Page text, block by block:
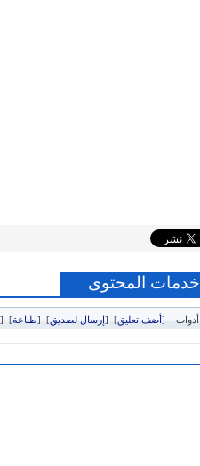
خدمات المحتوى
أدوات : [أضف تعليق]
[إرسال لصديق]
[طباعة]
[